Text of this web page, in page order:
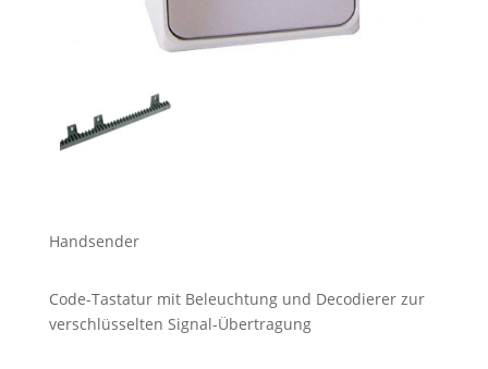
Handsender
Code-Tastatur mit Beleuchtung und Decodierer zur
verschlüsselten Signal-Übertragung